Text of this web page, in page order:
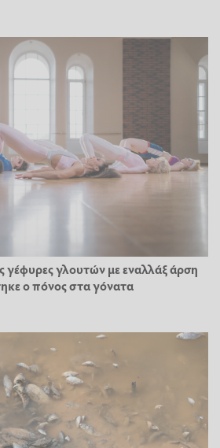
γέφυρες γλουτών με εναλλάξ άρση
ο πόνος στα γόνατα